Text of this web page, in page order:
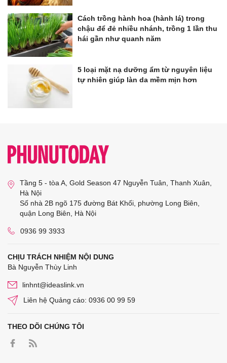
Cách trồng hành hoa (hành lá) trong
chậu để đẻ nhiều nhánh, trồng 1 lần thu
hái gần như quanh năm
5 loại mặt nạ dưỡng ẩm từ nguyên liệu
tự nhiên giúp làn da mềm mịn hơn
Tầng 5 - tòa A, Gold Season 47 Nguyễn Tuân, Thanh Xuân,
Hà Nội
Số nhà 2B ngõ 175 đường Bát Khối, phường Long Biên,
quận Long Biên, Hà Nội
0936 99 3933
CHỊU TRÁCH NHIỆM NỘI DUNG
Bà Nguyễn Thùy Linh
linhnt@ideaslink.vn
Liên hệ Quảng cáo: 0936 00 99 59
THEO DÕI CHÚNG TÔI